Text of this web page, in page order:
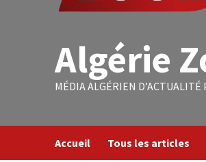
Algérie
MÉDIA ALGÉRIEN D’ACTUALITÉ
Accueil Tous les articles